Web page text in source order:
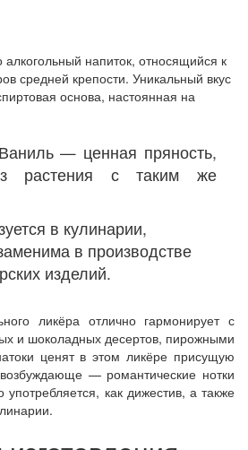
напиток, относящийся к
средней крепости. Уникальный вкус
основа, настоянная на
Ваниль — ценная пряность,
растения с таким же
в кулинарии,
в производстве
изделий.
ликёра отлично гармонирует с
и шоколадных десертов, пирожными
ценят в этом ликёре присущую
— романтические нотки
как дижестив, а также